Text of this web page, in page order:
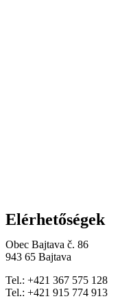
Elérhetőségek
Obec Bajtava č. 86
943 65 Bajtava
Tel.: +421 367 575 128
Tel.: +421 915 774 913